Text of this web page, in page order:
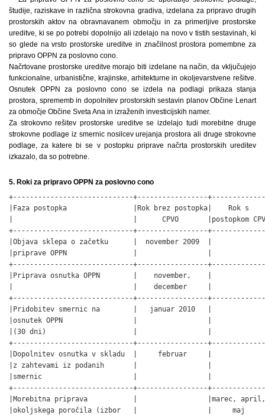
študije, raziskave in različna strokovna gradiva, izdelana za pripravo drugih
prostorskih aktov na obravnavanem območju in za primerljive prostorske
ureditve, ki se po potrebi dopolnijo ali izdelajo na novo v tistih sestavinah, ki
so glede na vrsto prostorske ureditve in značilnost prostora pomembne za
pripravo OPPN za poslovno cono.
Načrtovane prostorske ureditve morajo biti izdelane na način, da vključujejo
funkcionalne, urbanistične, krajinske, arhitekturne in okoljevarstvene rešitve.
Osnutek OPPN za poslovno cono se izdela na podlagi prikaza stanja
prostora, sprememb in dopolnitev prostorskih sestavin planov Občine Lenart
za območje Občine Sveta Ana in izraženih investicijskih namer.
Za strokovno rešitev prostorske ureditve se izdelajo tudi morebitne druge
strokovne podlage iz smernic nosilcev urejanja prostora ali druge strokovne
podlage, za katere bi se v postopku priprave načrta prostorskih ureditev
izkazalo, da so potrebne.
5. Roki za pripravo OPPN za poslovno cono
+-----------------------------+-----------------
|Faza postopka                |Rok brez postopka|    Rok s
|                             |      CPVO       |postopkom
+-----------------------------+-----------------
|Objava sklepa o začetku      |  november 2009  |
|priprave OPPN                |                 |
+-----------------------------+-----------------
|Priprava osnutka OPPN        |    november,    |
|                             |    december     |
+-----------------------------+-----------------
|Pridobitev smernic na        |   januar 2010   |
|osnutek OPPN                 |                 |
|(30 dni)                     |                 |
+-----------------------------+-----------------
|Dopolnitev osnutka v skladu  |     februar     |
|z zahtevami iz podanih       |                 |
|smernic                      |                 |
+-----------------------------+-----------------
|Morebitna priprava           |                 |marec,
|okoljskega poročila (izbor   |                 |     maj